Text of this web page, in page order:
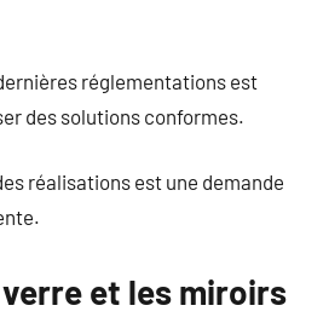
réglementations est
des solutions conformes.
réalisations est une demande
et les miroirs